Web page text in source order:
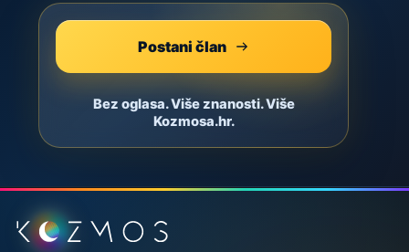
Postani član
Bez oglasa. Više znanosti. Više
Kozmosa.hr.
Podnožje stranice